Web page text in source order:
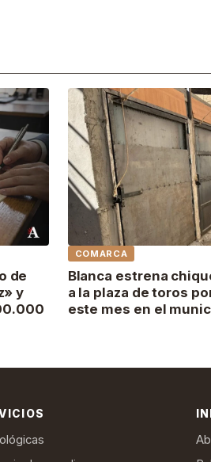
de
y
COMARCA
Blanca estrena
a la plaza de toros
este mes en el